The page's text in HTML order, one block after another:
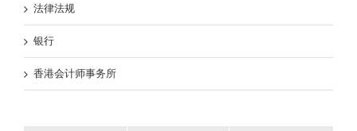
法律法规
银行
香港会计师事务所